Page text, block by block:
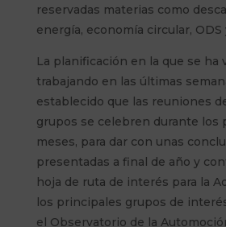
reservadas materias como
energía, economía circular, ODS
La planificación en la que se ha
trabajando en las últimas
establecido que las reuniones
grupos se celebren durante los
meses, para dar con unas
presentadas a final de año y
hoja de ruta de interés para la
los principales grupos de
el Observatorio de la